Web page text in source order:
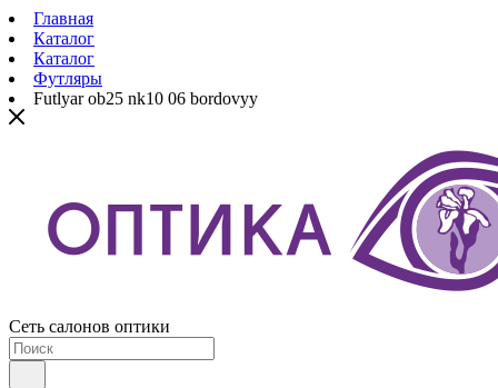
Главная
Каталог
Каталог
Футляры
Futlyar ob25 nk10 06 bordovyy
Сеть салонов оптики